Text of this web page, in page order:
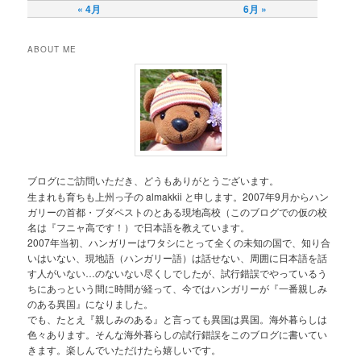
« 4月 6月 »
ABOUT ME
ブログにご訪問いただき、どうもありがとうございます。
生まれも育ちも上州っ子の almakkii と申します。2007年9月からハン
ガリーの首都・ブダペストのとある現地高校（このブログでの仮の校
名は『フニャ高です！）で日本語を教えています。
2007年当初、ハンガリーはワタシにとって全くの未知の国で、知り合
いはいない、現地語（ハンガリー語）は話せない、周囲に日本語を話
す人がいない…のないない尽くしでしたが、試行錯誤でやっているう
ちにあっという間に時間が経って、今ではハンガリーが『一番親しみ
のある異国』になりました。
でも、たとえ『親しみのある』と言っても異国は異国。海外暮らしは
色々あります。そんな海外暮らしの試行錯誤をこのブログに書いてい
きます。楽しんでいただけたら嬉しいです。